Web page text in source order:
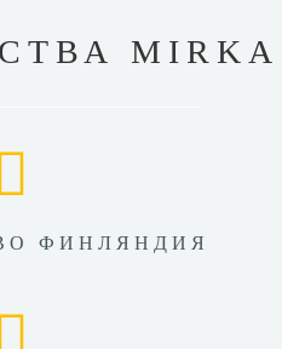
MIRKA
ФИНЛЯНДИЯ